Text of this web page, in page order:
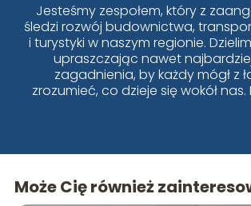
Jesteśmy zespołem, który z
śledzi rozwój budownictwa,
i turystyki w naszym regionie.
upraszczając nawet
zagadnienia, by każdy mógł z
zrozumieć, co dzieje się wokół
Może Cię również